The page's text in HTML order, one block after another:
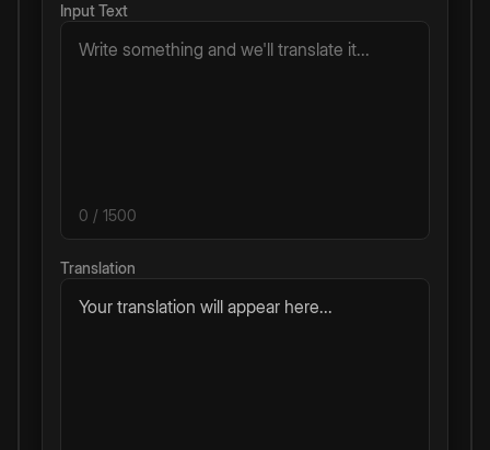
Input Text
0 / 1500
Translation
Your translation will appear here...